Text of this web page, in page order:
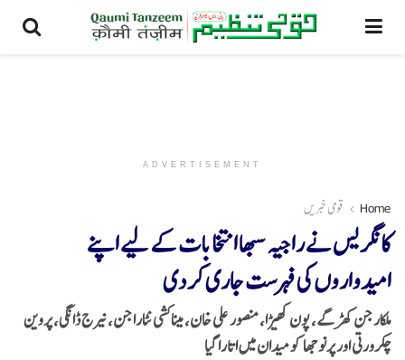
ADVERTISEMENT
Home قومی خبریں
کانگریس نے راجیہ سبھا انتخابات کے لیے اپنے
امیدواروں کی فہرست جاری کر دی
ملکارجن کھڑگے، پون کھیڑا، منصور علی خان، میناکشی نٹاراجن، نیرج ڈانگی، پروین
چکرورتی اور پرنو جھا کو میدان میں اتارا گیا